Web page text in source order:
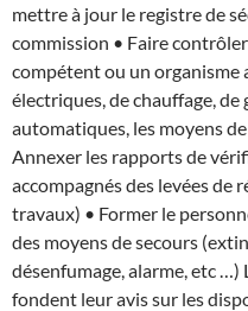
mettre à jour le registre de
commission • Faire
compétent ou un organisme
électriques, de chauffage, de
automatiques, les moyens
Annexer les rapports de
accompagnés des levées de
travaux) • Former le
des moyens de secours
désenfumage, alarme, etc …)
fondent leur avis sur les